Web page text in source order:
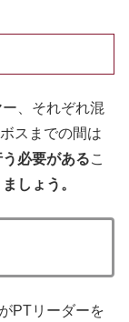
、それぞれ混
スまでの間は
必要があるこ
しょう。
PTリーダーを